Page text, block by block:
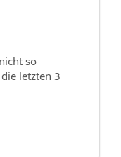
so
letzten 3